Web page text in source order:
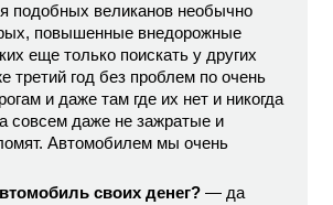
подобных великанов необычно
повышенные внедорожные
еще только поискать у других
третий год без проблем по очень
и даже там где их нет и никогда
совсем даже не зажратые и
Автомобилем мы очень
своих денег? — да